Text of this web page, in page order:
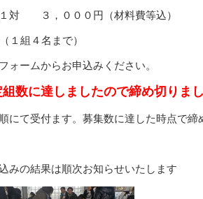
対 ３，０００円（材料費等込）
１組４名まで）
ォームからお申込みください。
組数に達しましたので締め切りま
にて受付ます。募集数に達した時点で締
みの結果は順次お知らせいたします